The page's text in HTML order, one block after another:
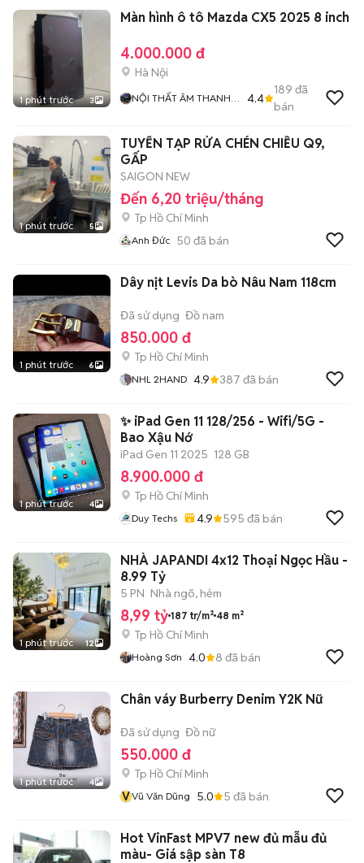
1 phút trước 3
Màn hình ô tô Mazda CX5 2025 8 inch
4.000.000 đ
Hà Nội
NỘI THẤT ÂM THANH Ô
4.4
189 đã
bán
1 phút trước 5
TUYỂN TẠP RỬA CHÉN CHIỀU Q9,
GẤP
SAIGON NEW
Đến 6,20 triệu/tháng
Tp Hồ Chí Minh
Anh Đức 50 đã bán
1 phút trước 6
Dây nịt Levis Da bò Nâu Nam 118cm
Đã sử dụng Đồ nam
850.000 đ
Tp Hồ Chí Minh
NHL 2HAND 4.9 387 đã bán
1 phút trước 4
✨ iPad Gen 11 128/256 - Wifi/5G -
Bao Xậu Nớ
iPad Gen 11 2025 128 GB
8.900.000 đ
Tp Hồ Chí Minh
Duy Techs 4.9 595 đã bán
1 phút trước 12
NHÀ JAPANDI 4x12 Thoại Ngọc Hầu -
8.99 Tỷ
5 PN Nhà ngõ, hẻm
8,99 tỷ 187 tr/m² 48 m²
Tp Hồ Chí Minh
Hoàng Sơn 4.0 8 đã bán
1 phút trước 4
Chân váy Burberry Denim Y2K Nữ
Đã sử dụng Đồ nữ
550.000 đ
Tp Hồ Chí Minh
VVũ Văn Dũng 5.0 5 đã bán
Hot VinFast MPV7 new đủ mẫu đủ
màu- Giá sập sàn T8